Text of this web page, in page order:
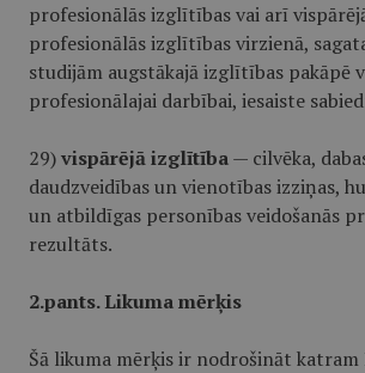
profesionālās izglītības vai arī
profesionālās izglītības virzienā,
studijām augstākajā izglītības pakāpē
profesionālajai darbībai, iesaiste
29)vispārējā izglītība— cilvēka,
daudzveidības un vienotības izziņas,
un atbildīgas personības veidošanās
rezultāts.
2.pants. Likuma mērķis
Šā likuma mērķis ir nodrošināt katram